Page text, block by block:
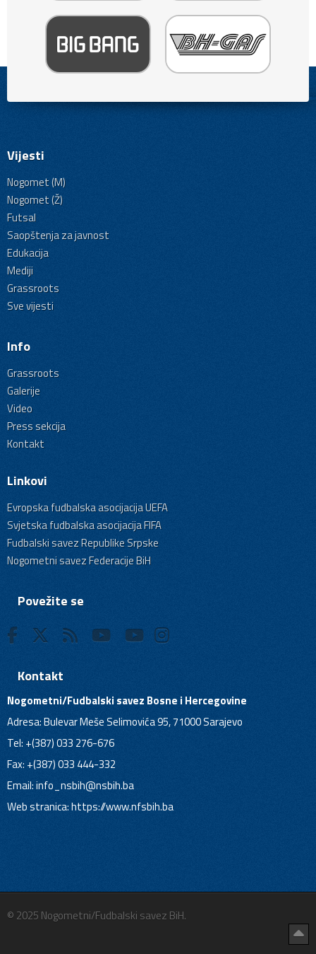
Vijesti
Nogomet (M)
Nogomet (Ž)
Futsal
Saopštenja za javnost
Edukacija
Mediji
Grassroots
Sve vijesti
Info
Grassroots
Galerije
Video
Press sekcija
Kontakt
Linkovi
Evropska fudbalska asocijacija UEFA
Svjetska fudbalska asocijacija FIFA
Fudbalski savez Republike Srpske
Nogometni savez Federacije BiH
Povežite se
Kontakt
Nogometni/Fudbalski savez Bosne i Hercegovine
Adresa: Bulevar Meše Selimovića 95, 71000 Sarajevo
Tel: +(387) 033 276-676
Fax: +(387) 033 444-332
Email:info_nsbih@nsbih.ba
Web stranica: https://www.nfsbih.ba
© 2025 Nogometni/Fudbalski savez BiH.